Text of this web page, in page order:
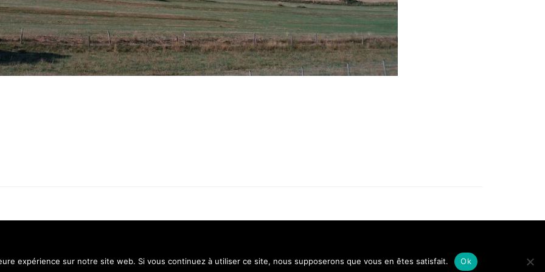
Contact Mentions légales Conditions générales de vente Politique de confidentialité
expérience sur notre site web. Si vous continuez à utiliser ce site, nous supposerons que vous en êtes satisfait. Ok